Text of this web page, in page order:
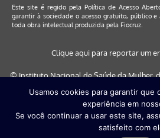
Este site é regido pela Política de Acesso
garantir à sociedade o acesso gratuito, público
toda obra intelectual produzida pela Fiocruz.
Clique aqui para reportar um
© Instituto Nacional de Saúde da Mulher,
Este site será melhor visualizado nos
partir da versão 30) | Internet Explorer (a
a partir da versão
Usamos cookies para garantir que
experiência em
Se você continuar a usar este site,
satisfeito com